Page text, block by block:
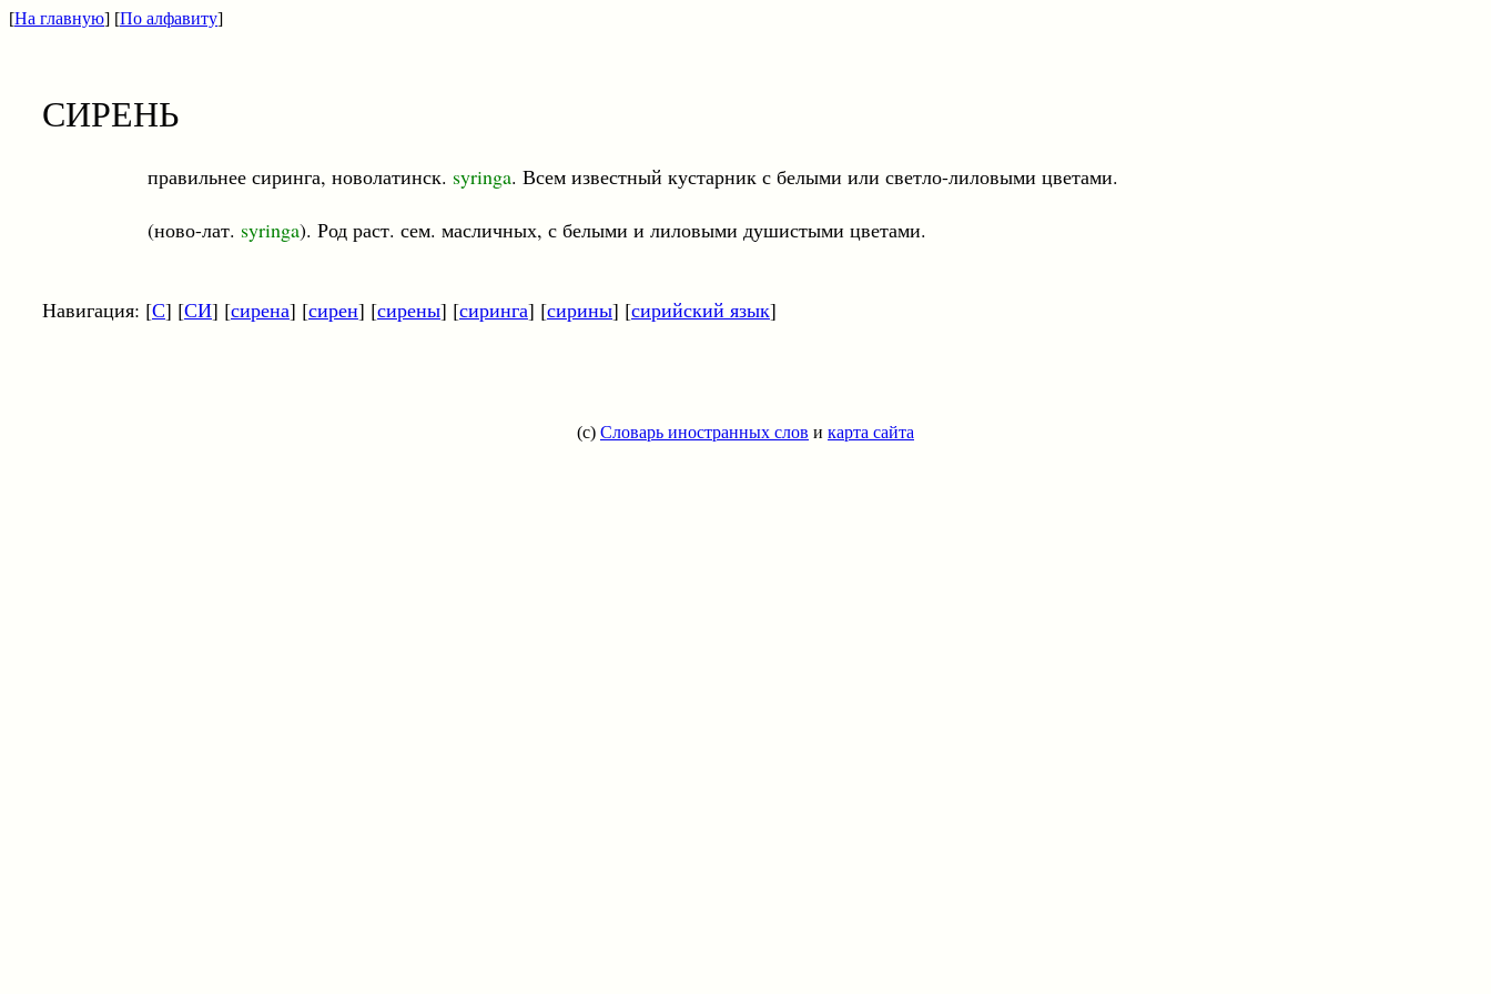
[На главную] [По алфавиту]
СИРЕНЬ
правильнее сиринга, новолатинск. syringa. Всем известный кустарник с белыми или светло-лиловыми цветами.
(ново-лат. syringa). Род раст. сем. масличных, с белыми и лиловыми душистыми цветами.
Навигация: [С] [СИ] [сирена] [сирен] [сирены] [сиринга] [сирины] [сирийский язык]
(c) Словарь иностранных слов и карта сайта